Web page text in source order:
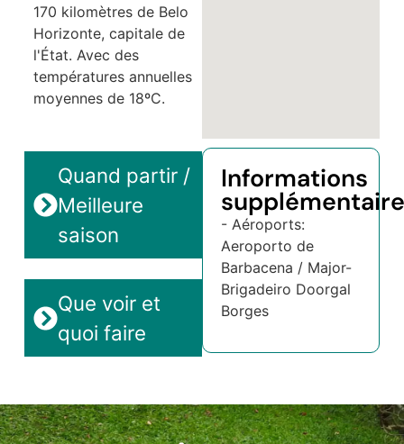
170 kilomètres de Belo
Horizonte, capitale de
l'État. Avec des
températures annuelles
moyennes de 18ºC.
Quand partir /
Meilleure
saison
Que voir et
quoi faire
Informations
- Aéroports:
Aeroporto de
Barbacena / Major-
Brigadeiro Doorgal
Borges